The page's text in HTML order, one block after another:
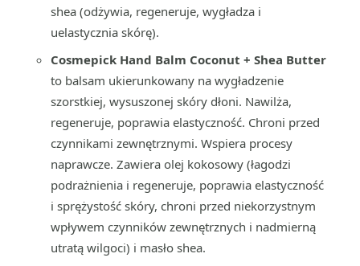
shea (odżywia, regeneruje, wygładza i
uelastycznia skórę).
Cosmepick Hand Balm Coconut + Shea Butter
to balsam ukierunkowany na wygładzenie
szorstkiej, wysuszonej skóry dłoni. Nawilża,
regeneruje, poprawia elastyczność. Chroni przed
czynnikami zewnętrznymi. Wspiera procesy
naprawcze. Zawiera olej kokosowy (łagodzi
podrażnienia i regeneruje, poprawia elastyczność
i sprężystość skóry, chroni przed niekorzystnym
wpływem czynników zewnętrznych i nadmierną
utratą wilgoci) i masło shea.